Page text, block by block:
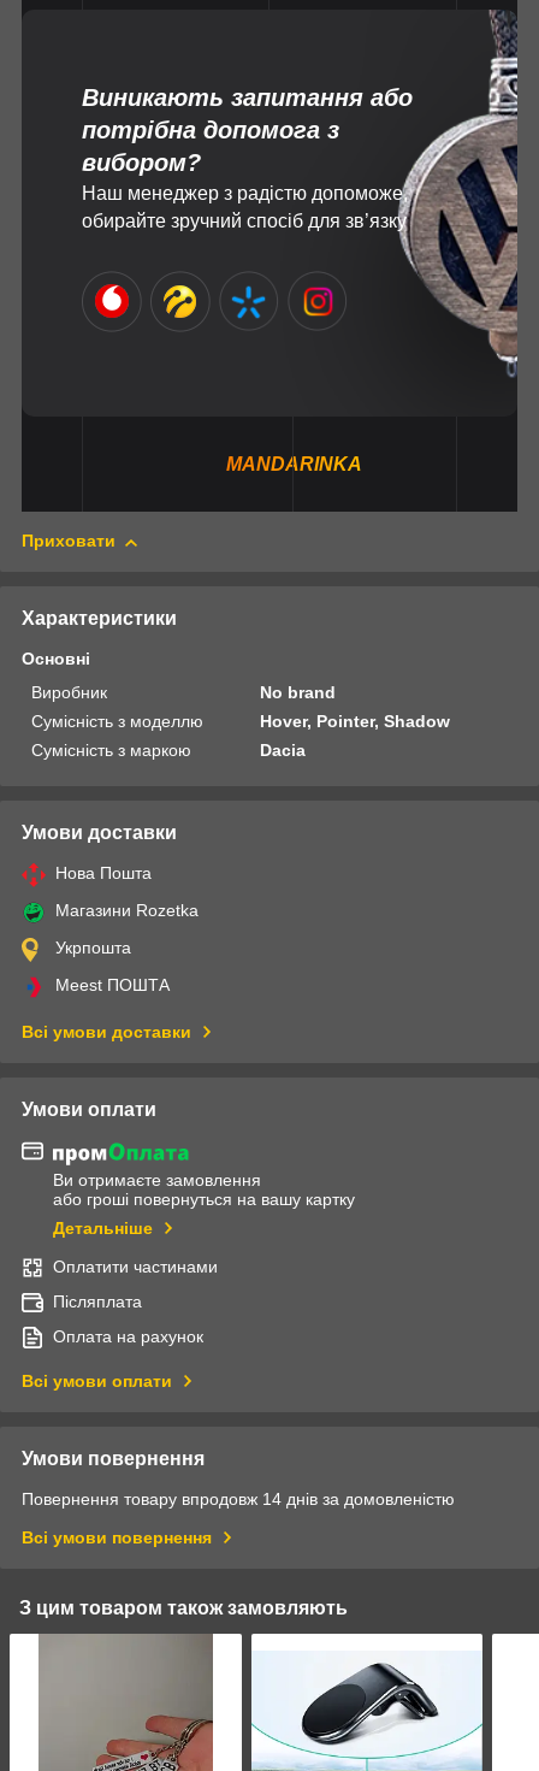
Виникають запитання або
потрібна допомога з
вибором?
Наш менеджер з радістю допоможе,
обирайте зручний спосіб для зв’язку
MANDARINKA
Приховати
Характеристики
Основні
Виробник
No brand
Сумісність з моделлю
Hover, Pointer, Shadow
Сумісність з маркою
Dacia
Умови доставки
Нова Пошта
Магазини Rozetka
Укрпошта
Meest ПОШТА
Всі умови доставки
Умови оплати
Ви отримаєте замовлення
або гроші повернуться на вашу картку
Детальніше
Оплатити частинами
Післяплата
Оплата на рахунок
Всі умови оплати
Умови повернення
Повернення товару впродовж 14 днів за домовленістю
Всі умови повернення
З цим товаром також замовляють